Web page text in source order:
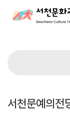
서천문예의전